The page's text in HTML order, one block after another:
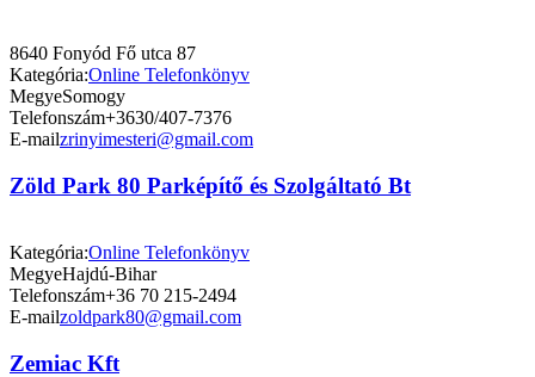
8640 Fonyód Fő utca 87
Kategória:Online Telefonkönyv
MegyeSomogy
Telefonszám+3630/407-7376
E-mailzrinyimesteri@gmail.com
Zöld Park 80 Parképítő és Szolgáltató Bt
Kategória:Online Telefonkönyv
MegyeHajdú-Bihar
Telefonszám+36 70 215-2494
E-mailzoldpark80@gmail.com
Zemiac Kft